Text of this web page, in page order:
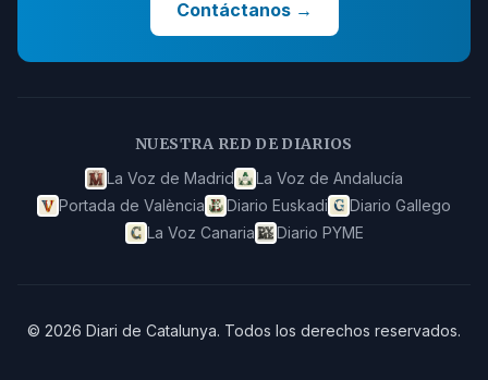
Contáctanos→
NUESTRA RED DE DIARIOS
La Voz de Madrid
La Voz de Andalucía
Portada de València
Diario Euskadi
Diario Gallego
La Voz Canaria
Diario PYME
© 2026 Diari de Catalunya. Todos los derechos reservados.